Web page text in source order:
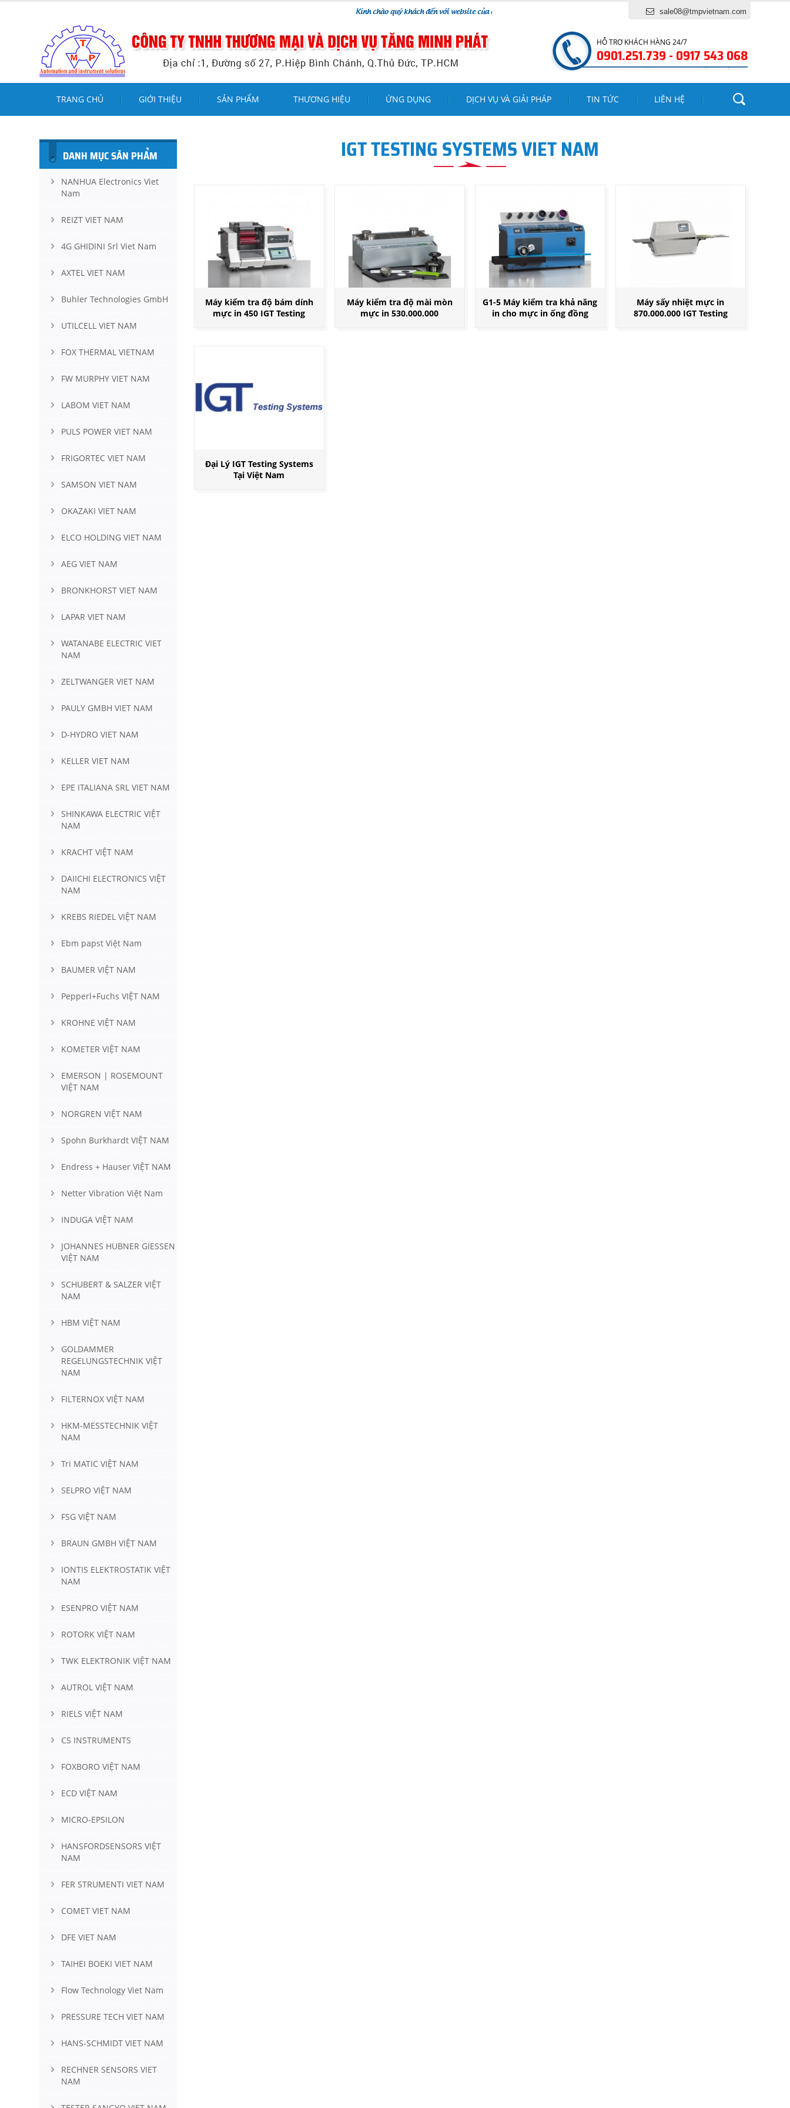
Kính chào quý khách đến với website của chúng tôi ! sale08@tmpvietnam.com
HỖ TRỢ KHÁCH HÀNG 24/7
0901.251.739 - 0917 543 068
TRANG CHỦ GIỚI THIỆU SẢN PHẨM THƯƠNG HIỆU ỨNG DỤNG DỊCH VỤ VÀ GIẢI PHÁP TIN TỨC LIÊN HỆ
DANH MỤC SẢN PHẨM
NANHUA Electronics Viet
Nam
REIZT VIET NAM
4G GHIDINI Srl Viet Nam
AXTEL VIET NAM
Buhler Technologies GmbH
UTILCELL VIET NAM
FOX THERMAL VIETNAM
FW MURPHY VIET NAM
LABOM VIET NAM
PULS POWER VIET NAM
FRIGORTEC VIET NAM
SAMSON VIET NAM
OKAZAKI VIET NAM
ELCO HOLDING VIET NAM
AEG VIET NAM
BRONKHORST VIET NAM
LAPAR VIET NAM
WATANABE ELECTRIC VIET
NAM
ZELTWANGER VIET NAM
PAULY GMBH VIET NAM
D-HYDRO VIET NAM
KELLER VIET NAM
EPE ITALIANA SRL VIET NAM
SHINKAWA ELECTRIC VIỆT
NAM
KRACHT VIỆT NAM
DAIICHI ELECTRONICS VIỆT
NAM
KREBS RIEDEL VIỆT NAM
Ebm papst Việt Nam
BAUMER VIỆT NAM
Pepperl+Fuchs VIỆT NAM
KROHNE VIỆT NAM
KOMETER VIỆT NAM
EMERSON | ROSEMOUNT
VIỆT NAM
NORGREN VIỆT NAM
Spohn Burkhardt VIỆT NAM
Endress + Hauser VIỆT NAM
Netter Vibration Việt Nam
INDUGA VIỆT NAM
JOHANNES HUBNER GIESSEN
VIỆT NAM
SCHUBERT & SALZER VIỆT
NAM
HBM VIỆT NAM
GOLDAMMER
REGELUNGSTECHNIK VIỆT
NAM
FILTERNOX VIỆT NAM
HKM-MESSTECHNIK VIỆT
NAM
Tri MATIC VIỆT NAM
SELPRO VIỆT NAM
FSG VIỆT NAM
BRAUN GMBH VIỆT NAM
IONTIS ELEKTROSTATIK VIỆT
NAM
ESENPRO VIỆT NAM
ROTORK VIỆT NAM
TWK ELEKTRONIK VIỆT NAM
AUTROL VIỆT NAM
RIELS VIỆT NAM
CS INSTRUMENTS
FOXBORO VIỆT NAM
ECD VIỆT NAM
MICRO-EPSILON
HANSFORDSENSORS VIỆT
NAM
FER STRUMENTI VIET NAM
COMET VIET NAM
DFE VIET NAM
TAIHEI BOEKI VIET NAM
Flow Technology Viet Nam
PRESSURE TECH VIET NAM
HANS-SCHMIDT VIET NAM
RECHNER SENSORS VIET
NAM
IGT TESTING SYSTEMS VIET NAM
Máy kiểm tra độ bám dính
mực in 450 IGT Testing
Máy kiểm tra độ mài mòn
mực in 530.000.000
G1-5 Máy kiểm tra khả năng
in cho mực in ống đồng
Máy sấy nhiệt mực in
870.000.000 IGT Testing
Đại Lý IGT Testing Systems
Tại Việt Nam